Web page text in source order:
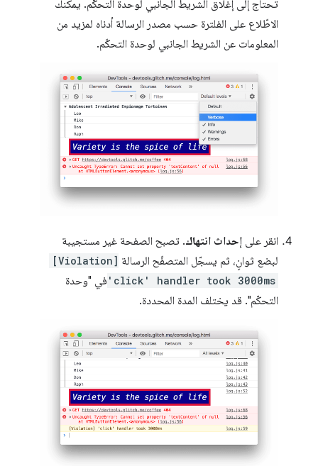
تحتاج إلى إغلاق الشريط الجانبي لوحدة التحكّم. يمكنك
الاطّلاع على الفلترة حسب مصدر الرسالة أدناه لمزيد من
المعلومات عن الشريط الجانبي لوحدة التحكّم.
انقر على إحداث انتهاك. تصبح الصفحة غير مستجيبة
لبضع ثوانٍ، ثم يسجّل المتصفّح الرسالة [Violation]
'click' handler took 3000ms في "وحدة
التحكّم". قد يختلف المدة المحددة.